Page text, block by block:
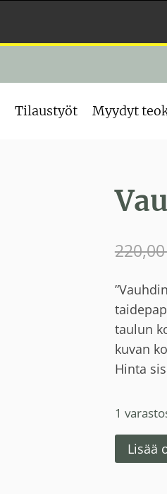
Tilaustyöt Myydyt
taulun
kuvan
Hinta
1
Vauhdin
hurmaa
Lisää